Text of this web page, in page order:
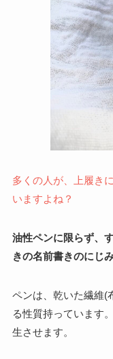
多くの人が、上履き
いますよね？
油性ペンに限らず、
きの名前書きのにじ
ペンは、乾いた繊維(
る性質持っています。
生させます。